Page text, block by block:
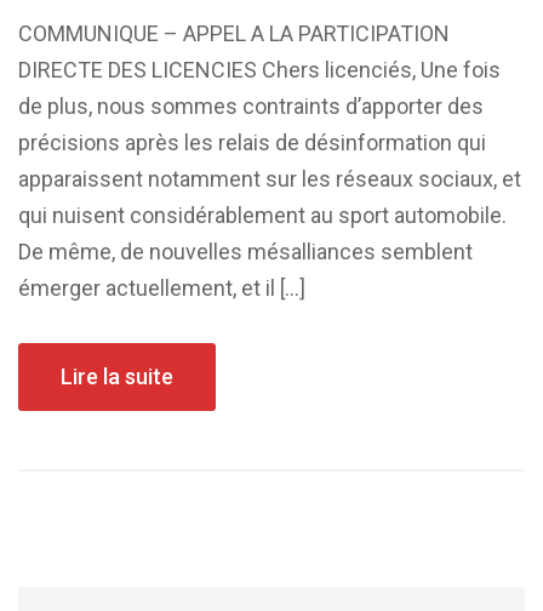
COMMUNIQUE – APPEL A LA PARTICIPATION
DIRECTE DES LICENCIES Chers licenciés, Une fois
de plus, nous sommes contraints d’apporter des
précisions après les relais de désinformation qui
apparaissent notamment sur les réseaux sociaux, et
qui nuisent considérablement au sport automobile.
De même, de nouvelles mésalliances semblent
émerger actuellement, et il […]
Lire la suite